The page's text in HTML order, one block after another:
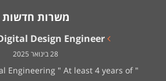
משרות חדשות
Design Engineer –…
28 בינואר 2025
" B.Sc. in Electrical Engineering " At least 4 years of…